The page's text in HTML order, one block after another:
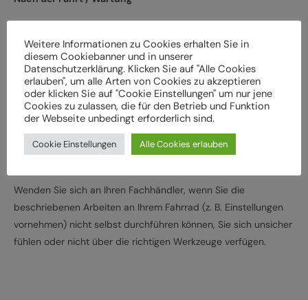
der weiteren Verwendung durch einen Fachbetrieb
überprüft werden
Lassen Sie das Fahrrad entsprechend den
Herstellervorgaben regelmäßig von einem Fachbetrieb
überprüfen und warten, um Gefährdungen, z. B.
verschleißbedingt, zu vermeiden
Halten Sie die angegebenen Drehmomente (Nm) für die
Wenden Sie sich an Ihren Fachhändler, wenn Sie die
beschriebenen Arbeiten an Ihrem Fahrrad (z. B. Einstellungen
vornehmen) nicht selbst durchführen können, Sie sich unsicher
fühlen oder nicht über die richtigen Werkzeuge verfügen.
Weitere Informationen zu Cookies erhalten Sie in
diesem Cookiebanner und in unserer
Datenschutzerklärung. Klicken Sie auf "Alle Cookies
erlauben", um alle Arten von Cookies zu akzeptieren
oder klicken Sie auf "Cookie Einstellungen" um nur jene
Cookies zu zulassen, die für den Betrieb und Funktion
der Webseite unbedingt erforderlich sind.
Cookie Einstellungen Alle Cookies erlauben